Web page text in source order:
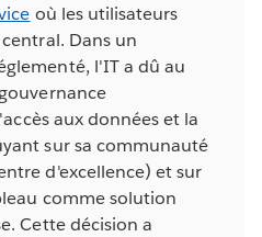
où les utilisateurs
Dans un
l'IT a dû au
aux données et la
sur sa communauté
d'excellence) et sur
comme solution
Cette décision a